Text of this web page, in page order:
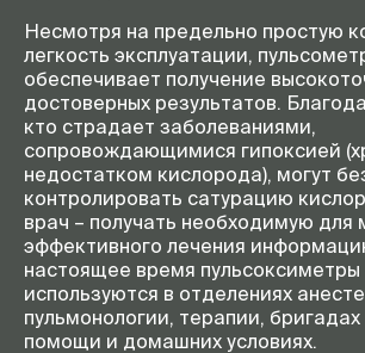
Несмотря на предельно простую
легкость эксплуатации,
обеспечивает получение
достоверных результатов.
кто страдает заболеваниями,
сопровождающимися гипоксией
недостатком кислорода), могут
контролировать сатурацию
врач – получать необходимую для
эффективного лечения
настоящее время пульсоксиметры
используются в отделениях
пульмонологии, терапии,
помощи и домашних условиях.